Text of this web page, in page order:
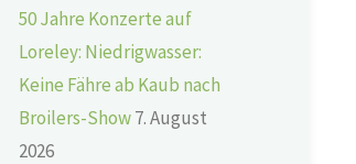
50 Jahre Konzerte auf
Loreley: Niedrigwasser:
Keine Fähre ab Kaub nach
Broilers-Show7. August
2026